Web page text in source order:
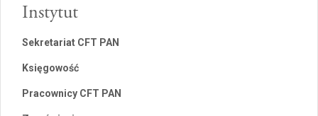
Instytut
Sekretariat CFT PAN
Księgowość
Pracownicy CFT PAN